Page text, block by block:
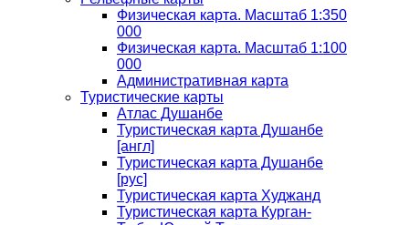
Физическая карта. Масштаб 1:350
000
Физическая карта. Масштаб 1:100
000
Административная карта
Туристические карты
Атлас Душанбе
Туристическая карта Душанбе
[англ]
Туристическая карта Душанбе
[рус]
Туристическая карта Худжанд
Туристическая карта Курган-